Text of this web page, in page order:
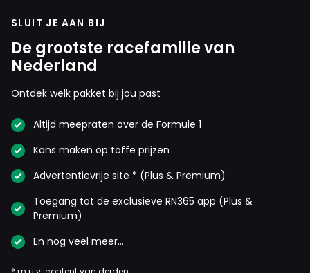
SLUIT JE AAN BIJ
De grootste racefamilie van
Nederland
Ontdek welk pakket bij jou past
Altijd meepraten over de Formule 1
Kans maken op toffe prijzen
Advertentievrije site * (Plus & Premium)
Toegang tot de exclusieve RN365 app (Plus &
Premium)
En nog veel meer…